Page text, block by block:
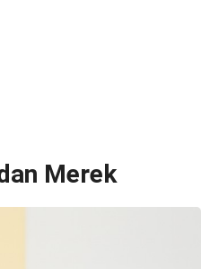
Merek